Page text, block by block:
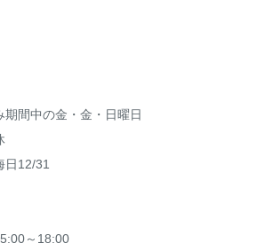
間中の金・金・日曜日
日12/31
～18:00